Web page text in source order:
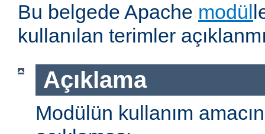
Bu belgede Apache modül
kullanılan terimler
Açıklama
Modülün kullanım